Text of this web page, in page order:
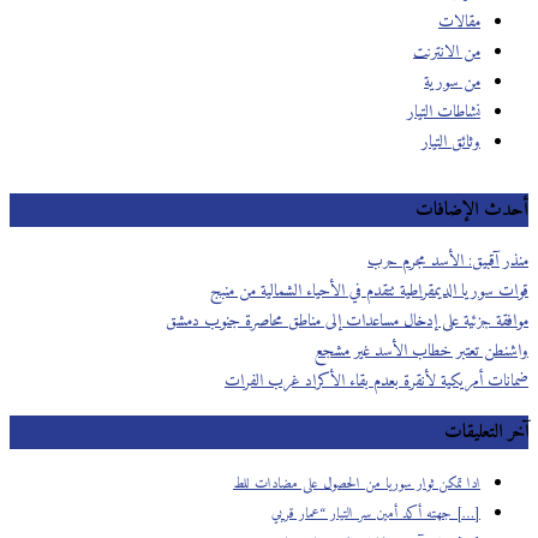
مقالات
من الانترنت
من سورية
نشاطات التيار
وثائق التيار
الإضافات
آقبيق: الأسد مجرم حرب
سوريا الديمقراطية تتقدم في الأحياء الشمالية من منبج
جزئية على إدخال مساعدات إلى مناطق محاصرة جنوب دمشق
تعتبر خطاب الأسد غير مشجع
أمريكية لأنقرة بعدم بقاء الأكراد غرب الفرات
التعليقات
ادا تمكن ثوار سوريا من الحصول على مضادات للط
[…] جهته أكد أمين سر التيار “عمار قربي